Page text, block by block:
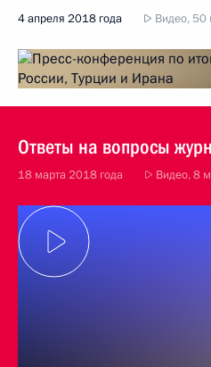
4 апреля 2018 года Видео, 50
Ответы на вопросы
18 марта 2018 года Видео, 8